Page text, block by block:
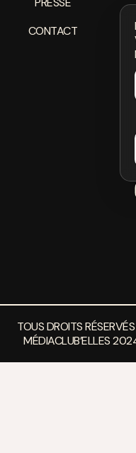
CONTACT
TOUS DROITS
MÉDIACLUB’ELLES